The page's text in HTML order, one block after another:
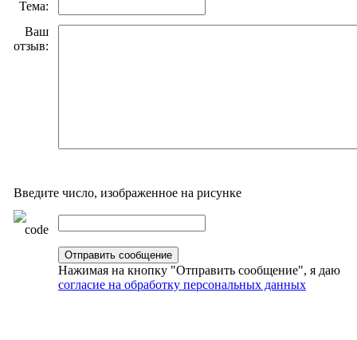
Тема:
Ваш
отзыв:
Введите число, изображенное на рисунке
Нажимая на кнопку "Отправить сообщение", я даю
согласие на обработку персональных данных